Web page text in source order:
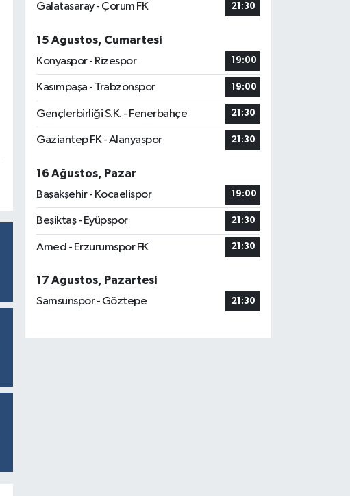
Galatasaray - Çorum FK
21:30
15 Ağustos, Cumartesi
Konyaspor - Rizespor
19:00
Kasımpaşa - Trabzonspor 19:00
Gençlerbirliği S.K. - Fenerbahçe 21:30
Gaziantep FK - Alanyaspor 21:30
16 Ağustos, Pazar
Başakşehir - Kocaelispor
19:00
Beşiktaş - Eyüpspor 21:30
Amed - Erzurumspor FK 21:30
17 Ağustos, Pazartesi
Samsunspor - Göztepe
21:30